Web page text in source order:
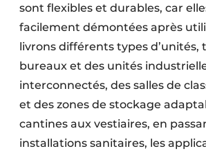
sont flexibles et durables, car
facilement démontées après
livrons différents types d’unités,
bureaux et des unités
interconnectés, des salles de
et des zones de stockage
cantines aux vestiaires, en
installations sanitaires, les